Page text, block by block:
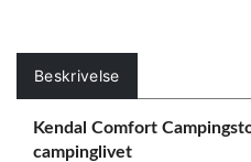
Beskrivelse
Kendal Comfort
campinglivet